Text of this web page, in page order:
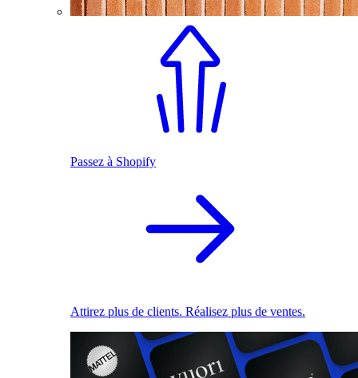
Passez à Shopify
Attirez plus de clients. Réalisez plus de ventes.